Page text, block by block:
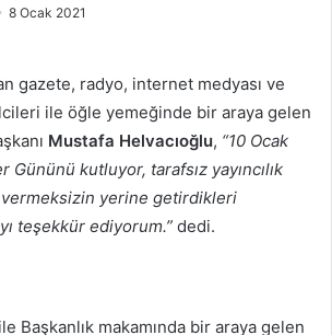
8 Ocak 2021
gazete, radyo, internet medyası ve
ile öğle yemeğinde bir araya gelen
Mustafa Helvacıoğlu, “10 Ocak
Gününü kutluyor, tarafsız yayıncılık
vermeksizin yerine getirdikleri
teşekkür ediyorum.” dedi.
Başkanlık makamında bir araya gelen